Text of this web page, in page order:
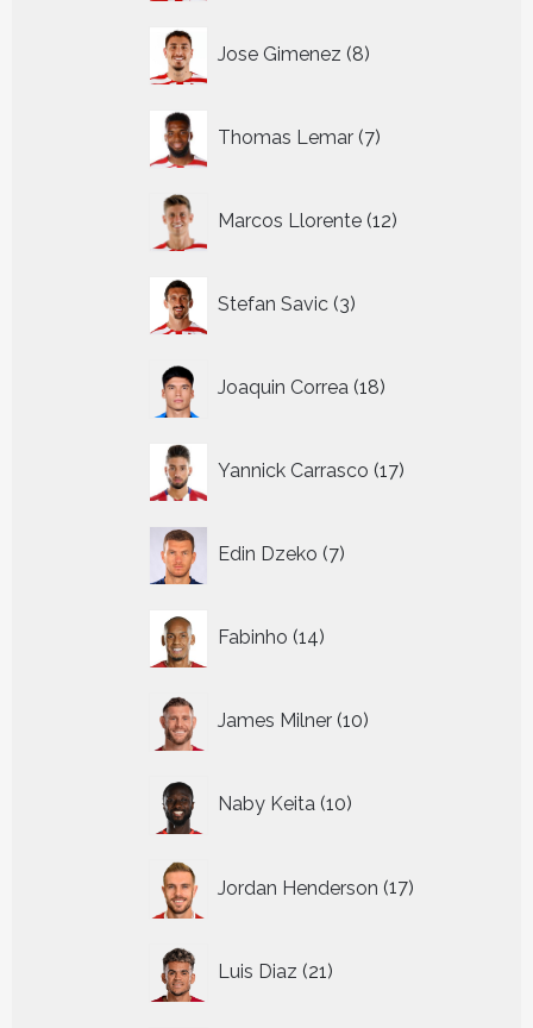
Jose Gimenez 8
producten
Thomas Lemar 7
producten
Marcos Llorente 12
producten
Stefan Savic 3
producten
Joaquin Correa 18
producten
Yannick Carrasco 17
producten
Edin Dzeko 7
producten
Fabinho 14
producten
James Milner 10
producten
Naby Keita 10
producten
Jordan Henderson 17
producten
Luis Diaz 21
producten